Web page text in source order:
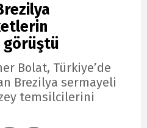
Bolat, Türkiye’de
Brezilya sermayeli
temsilcilerini